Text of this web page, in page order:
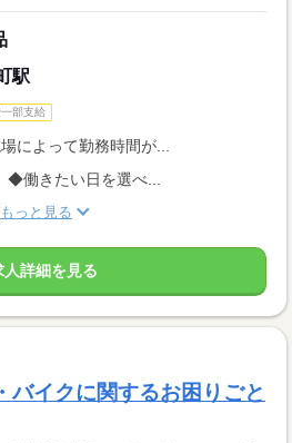
駅
部支給
によって勤務時間が...
◆働きたい日を選べ...
もっと見る
人詳細を見る
バイクに関するお困りごと